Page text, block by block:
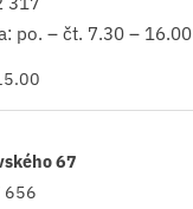
po. – čt. 7.30 – 16.00
67
656